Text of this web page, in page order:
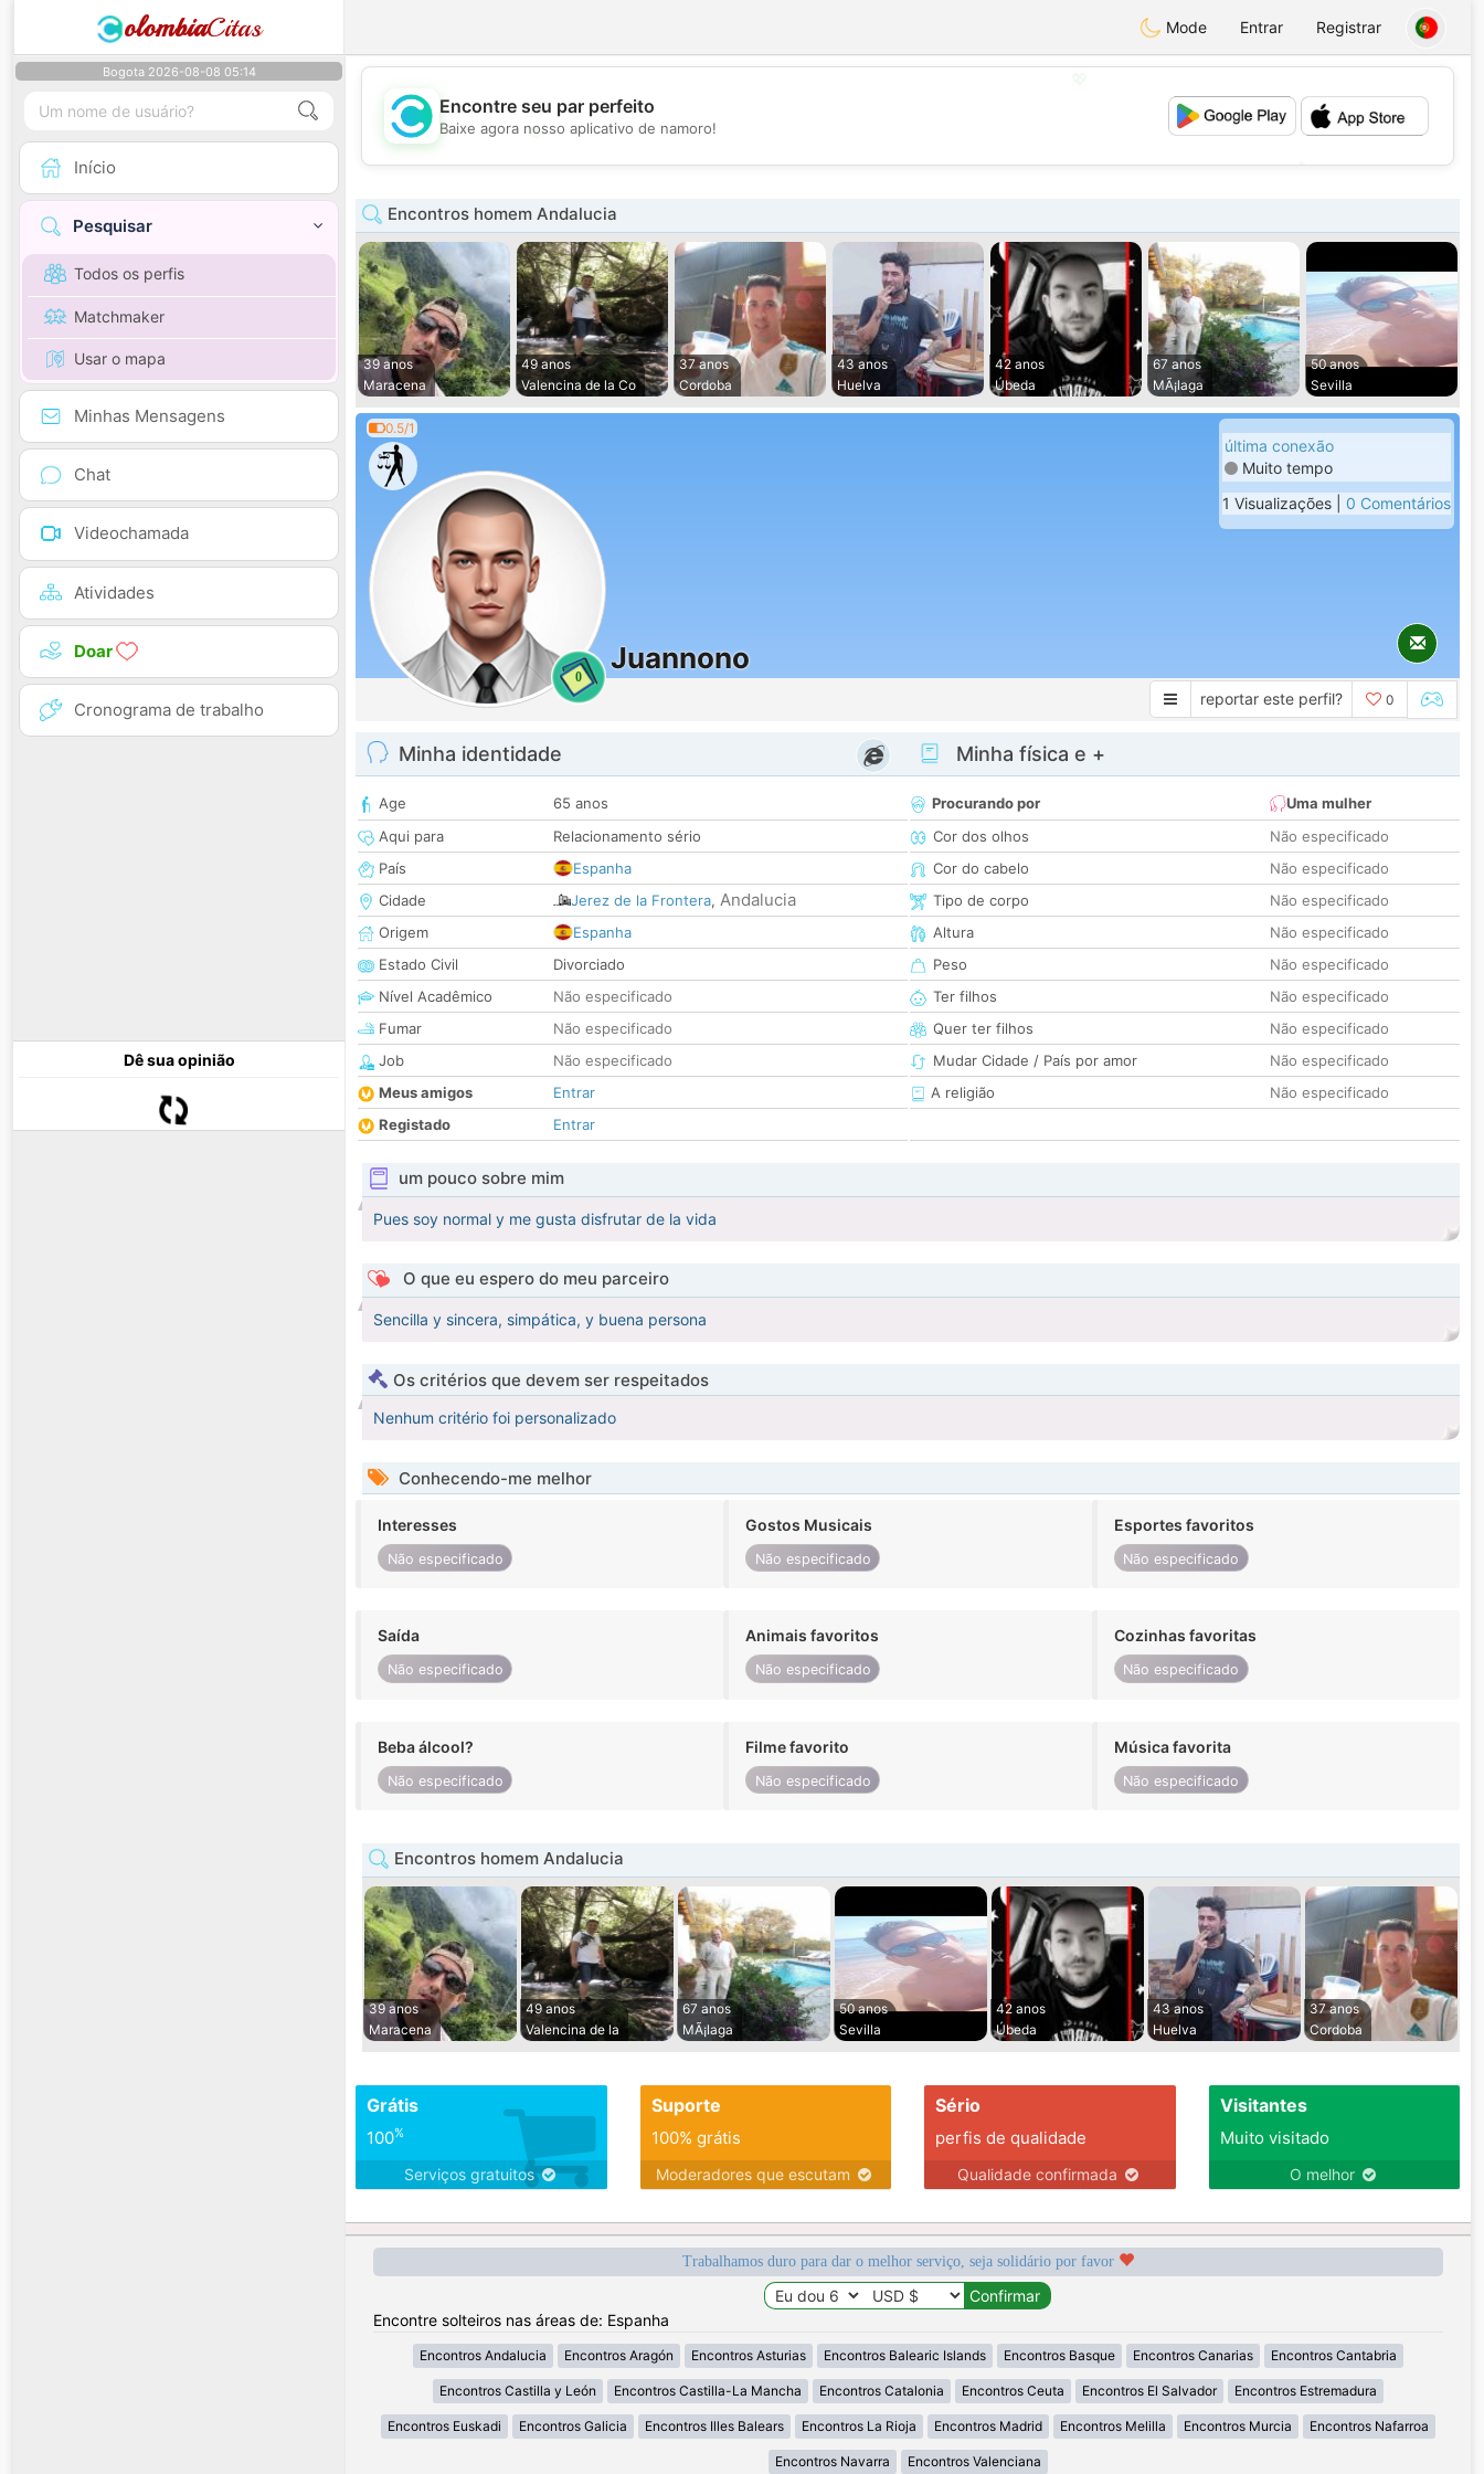
olombiaCitas Mode Entrar Registrar
Bogota 2026-08-08 05:14
Início
Pesquisar
Todos os perfis
Matchmaker
Usar o mapa
Minhas Mensagens
Chat
Videochamada
Atividades
Doar
Cronograma de trabalho
Dê sua opinião
💕
Encontre seu par perfeito
Baixe agora nosso aplicativo de namoro!
Encontros homem Andalucia
39 anos
Maracena
49 anos
Valencina de la Co
37 anos
Cordoba
43 anos
Huelva
42 anos
Úbeda
67 anos
MÃ¡laga
50 anos
Sevilla
0.5/1
0
Juannono
última conexão
Muito tempo
1 Visualizações | 0 Comentários
reportar este perfil? 0
Minha identidade
Age
65 anos
Aqui para
Relacionamento sério
País
Espanha
Cidade
Jerez de la Frontera, Andalucia
Origem
Espanha
Estado Civil
Divorciado
Nível Acadêmico
Não especificado
Fumar
Não especificado
Job
Não especificado
Meus amigos
Entrar
Registado
Entrar
Minha física e +
Procurando por
Uma mulher
Cor dos olhos
Não especificado
Cor do cabelo
Não especificado
Tipo de corpo
Não especificado
Altura
Não especificado
Peso
Não especificado
Ter filhos
Não especificado
Quer ter filhos
Não especificado
Mudar Cidade / País por amor
Não especificado
A religião
Não especificado
um pouco sobre mim
Pues soy normal y me gusta disfrutar de la vida
O que eu espero do meu parceiro
Sencilla y sincera, simpática, y buena persona
Os critérios que devem ser respeitados
Nenhum critério foi personalizado
Conhecendo-me melhor
Interesses
Não especificado
Gostos Musicais
Não especificado
Esportes favoritos
Não especificado
Saída
Não especificado
Animais favoritos
Não especificado
Cozinhas favoritas
Não especificado
Beba álcool?
Não especificado
Filme favorito
Não especificado
Música favorita
Não especificado
Encontros homem Andalucia
39 anos
Maracena
49 anos
Valencina de la
67 anos
MÃ¡laga
50 anos
Sevilla
42 anos
Úbeda
43 anos
Huelva
37 anos
Cordoba
Grátis
100%
Serviços gratuitos
Suporte
100% grátis
Moderadores que escutam
Sério
perfis de qualidade
Qualidade confirmada
Visitantes
Muito visitado
O melhor
Trabalhamos duro para dar o melhor serviço, seja solidário por favor
Encontre solteiros nas áreas de: Espanha
Encontros Andalucia Encontros Aragón Encontros Asturias Encontros Balearic Islands Encontros Basque Encontros Canarias Encontros Cantabria
Encontros Castilla y León Encontros Castilla-La Mancha Encontros Catalonia Encontros Ceuta Encontros El Salvador Encontros Estremadura
Encontros Euskadi Encontros Galicia Encontros Illes Balears Encontros La Rioja Encontros Madrid Encontros Melilla Encontros Murcia Encontros Nafarroa
Encontros Navarra Encontros Valenciana